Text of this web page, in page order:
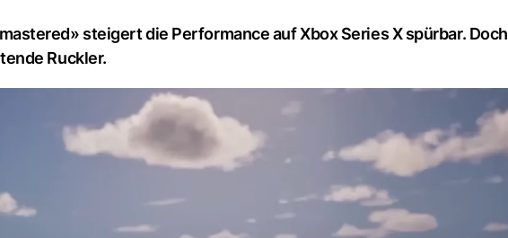
steigert die Performance auf Xbox Series X spürbar. Doch
Ruckler.